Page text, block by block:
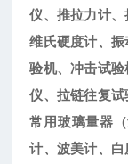
仪、推拉力计
维氏硬度计、
验机、冲击试
仪、拉链往复
常用玻璃量器
计、波美计、